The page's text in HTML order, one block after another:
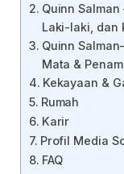
Quinn Salman
Laki-laki, dan
Quinn
Mata &
Kekayaan &
Rumah
Karir
Profil Media
FAQ